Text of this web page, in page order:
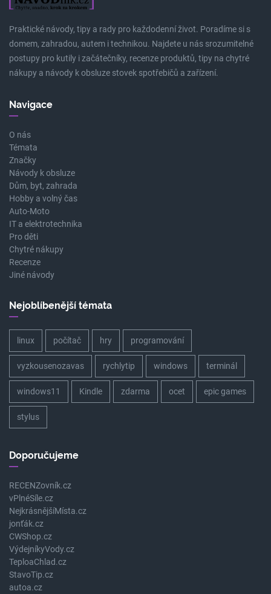
Praktické návody, tipy a rady pro každodenní život. Poradíme si s
domem, zahradou, autem i technikou. Najdete u nás srozumitelné
postupy pro kutily i začátečníky, recenze produktů, tipy na chytré
nákupy a návody k obsluze stovek spotřebičů a zařízení.
Navigace
O nás
Témata
Značky
Návody k obsluze
Dům, byt, zahrada
Hobby a volný čas
Auto-Moto
IT a elektrotechnika
Pro děti
Chytré nákupy
Recenze
Jiné návody
Nejoblíbenější témata
linux počítač hry programování
vyzkousenozavas rychlytip windows terminál
windows11 Kindle zdarma ocet epic games
stylus
Doporučujeme
RECENZovník.cz
vPlnéSíle.cz
NejkrásnějšíMísta.cz
jonťák.cz
CWShop.cz
VýdejníkyVody.cz
TeploaChlad.cz
StavoTip.cz
autoa.cz